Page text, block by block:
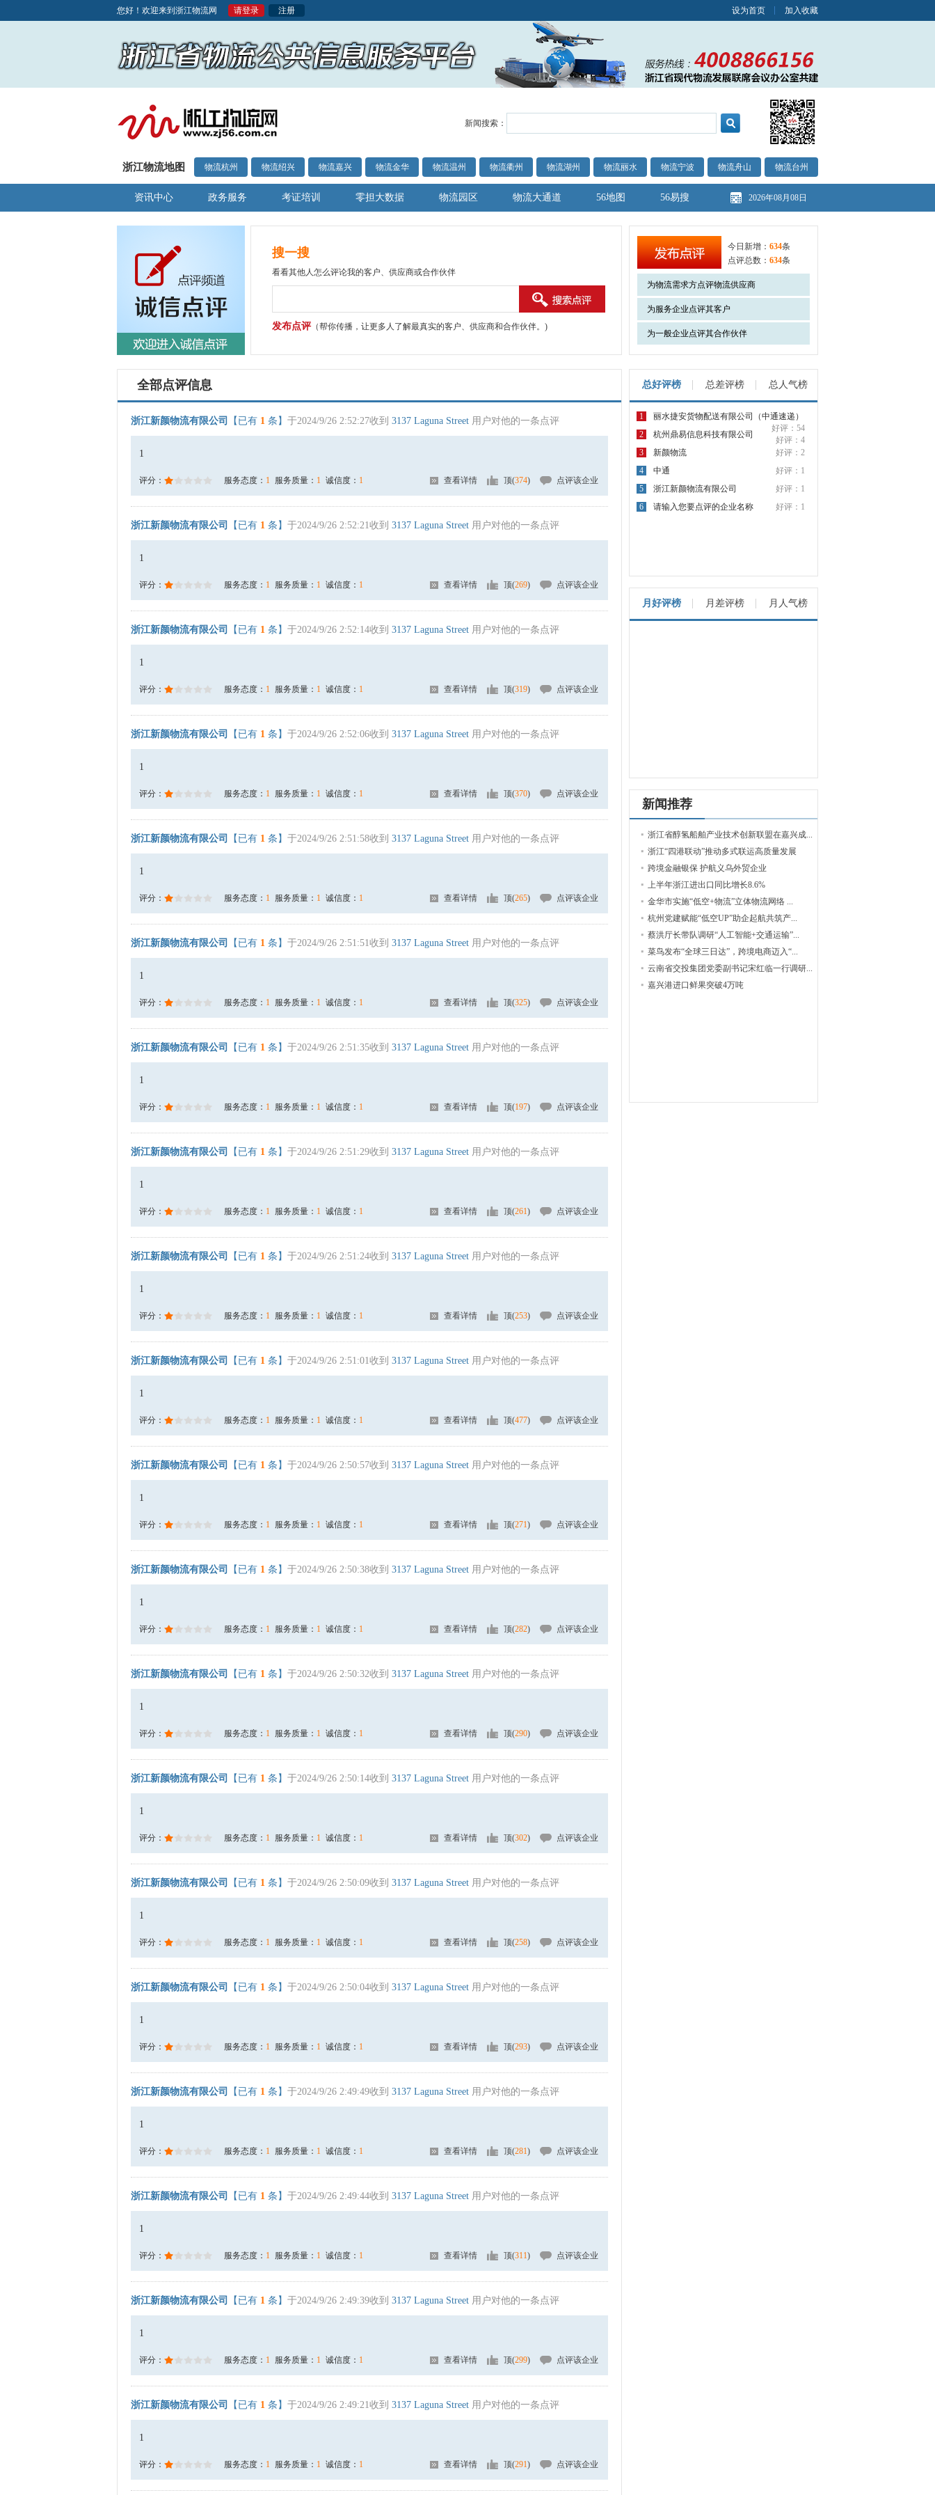
您好！欢迎来到浙江物流网 请登录 注册 设为首页 加入收藏
新闻搜索：
浙江物流地图 物流杭州 物流绍兴 物流嘉兴 物流金华 物流温州 物流衢州 物流湖州 物流丽水 物流宁波 物流舟山 物流台州
资讯中心 政务服务 考证培训 零担大数据 物流园区 物流大通道 56地图 56易搜 2026年08月08日
搜一搜
看看其他人怎么评论我的客户、供应商或合作伙伴
发布点评（帮你传播，让更多人了解最真实的客户、供应商和合作伙伴。)
今日新增： 634条
点评总数： 634条
为物流需求方点评物流供应商
为服务企业点评其客户
为一般企业点评其合作伙伴
全部点评信息
浙江新颜物流有限公司 【已有 1 条】 于2024/9/26 2:52:27收到 3137 Laguna Street 用户对他的一条点评
1
评分： 服务态度： 1 服务质量： 1 诚信度： 1 查看详情 顶(374) 点评该企业
浙江新颜物流有限公司 【已有 1 条】 于2024/9/26 2:52:21收到 3137 Laguna Street 用户对他的一条点评
1
评分： 服务态度： 1 服务质量： 1 诚信度： 1 查看详情 顶(269) 点评该企业
浙江新颜物流有限公司 【已有 1 条】 于2024/9/26 2:52:14收到 3137 Laguna Street 用户对他的一条点评
1
评分： 服务态度： 1 服务质量： 1 诚信度： 1 查看详情 顶(319) 点评该企业
浙江新颜物流有限公司 【已有 1 条】 于2024/9/26 2:52:06收到 3137 Laguna Street 用户对他的一条点评
1
评分： 服务态度： 1 服务质量： 1 诚信度： 1 查看详情 顶(370) 点评该企业
浙江新颜物流有限公司 【已有 1 条】 于2024/9/26 2:51:58收到 3137 Laguna Street 用户对他的一条点评
1
评分： 服务态度： 1 服务质量： 1 诚信度： 1 查看详情 顶(265) 点评该企业
浙江新颜物流有限公司 【已有 1 条】 于2024/9/26 2:51:51收到 3137 Laguna Street 用户对他的一条点评
1
评分： 服务态度： 1 服务质量： 1 诚信度： 1 查看详情 顶(325) 点评该企业
浙江新颜物流有限公司 【已有 1 条】 于2024/9/26 2:51:35收到 3137 Laguna Street 用户对他的一条点评
1
评分： 服务态度： 1 服务质量： 1 诚信度： 1 查看详情 顶(197) 点评该企业
浙江新颜物流有限公司 【已有 1 条】 于2024/9/26 2:51:29收到 3137 Laguna Street 用户对他的一条点评
1
评分： 服务态度： 1 服务质量： 1 诚信度： 1 查看详情 顶(261) 点评该企业
浙江新颜物流有限公司 【已有 1 条】 于2024/9/26 2:51:24收到 3137 Laguna Street 用户对他的一条点评
1
评分： 服务态度： 1 服务质量： 1 诚信度： 1 查看详情 顶(253) 点评该企业
浙江新颜物流有限公司 【已有 1 条】 于2024/9/26 2:51:01收到 3137 Laguna Street 用户对他的一条点评
1
评分： 服务态度： 1 服务质量： 1 诚信度： 1 查看详情 顶(477) 点评该企业
浙江新颜物流有限公司 【已有 1 条】 于2024/9/26 2:50:57收到 3137 Laguna Street 用户对他的一条点评
1
评分： 服务态度： 1 服务质量： 1 诚信度： 1 查看详情 顶(271) 点评该企业
浙江新颜物流有限公司 【已有 1 条】 于2024/9/26 2:50:38收到 3137 Laguna Street 用户对他的一条点评
1
评分： 服务态度： 1 服务质量： 1 诚信度： 1 查看详情 顶(282) 点评该企业
浙江新颜物流有限公司 【已有 1 条】 于2024/9/26 2:50:32收到 3137 Laguna Street 用户对他的一条点评
1
评分： 服务态度： 1 服务质量： 1 诚信度： 1 查看详情 顶(290) 点评该企业
浙江新颜物流有限公司 【已有 1 条】 于2024/9/26 2:50:14收到 3137 Laguna Street 用户对他的一条点评
1
评分： 服务态度： 1 服务质量： 1 诚信度： 1 查看详情 顶(302) 点评该企业
浙江新颜物流有限公司 【已有 1 条】 于2024/9/26 2:50:09收到 3137 Laguna Street 用户对他的一条点评
1
评分： 服务态度： 1 服务质量： 1 诚信度： 1 查看详情 顶(258) 点评该企业
浙江新颜物流有限公司 【已有 1 条】 于2024/9/26 2:50:04收到 3137 Laguna Street 用户对他的一条点评
1
评分： 服务态度： 1 服务质量： 1 诚信度： 1 查看详情 顶(293) 点评该企业
浙江新颜物流有限公司 【已有 1 条】 于2024/9/26 2:49:49收到 3137 Laguna Street 用户对他的一条点评
1
评分： 服务态度： 1 服务质量： 1 诚信度： 1 查看详情 顶(281) 点评该企业
浙江新颜物流有限公司 【已有 1 条】 于2024/9/26 2:49:44收到 3137 Laguna Street 用户对他的一条点评
1
评分： 服务态度： 1 服务质量： 1 诚信度： 1 查看详情 顶(311) 点评该企业
浙江新颜物流有限公司 【已有 1 条】 于2024/9/26 2:49:39收到 3137 Laguna Street 用户对他的一条点评
1
评分： 服务态度： 1 服务质量： 1 诚信度： 1 查看详情 顶(299) 点评该企业
浙江新颜物流有限公司 【已有 1 条】 于2024/9/26 2:49:21收到 3137 Laguna Street 用户对他的一条点评
1
评分： 服务态度： 1 服务质量： 1 诚信度： 1 查看详情 顶(291) 点评该企业
总好评榜 总差评榜 总人气榜
1
丽水捷安货物配送有限公司（中通速递）
好评：54
2 杭州鼎易信息科技有限公司
好评：4
3
新颜物流
好评：2
4
中通
好评：1
5
浙江新颜物流有限公司
好评：1
6
请输入您要点评的企业名称 好评：1
月好评榜 月差评榜 月人气榜
新闻推荐
浙江省醇氢船舶产业技术创新联盟在嘉兴成...
浙江“四港联动”推动多式联运高质量发展
跨境金融银保 护航义乌外贸企业
上半年浙江进出口同比增长8.6%
金华市实施“低空+物流”立体物流网络 ...
杭州党建赋能“低空UP”助企起航共筑产...
蔡洪厅长带队调研“人工智能+交通运输”...
菜鸟发布“全球三日达”，跨境电商迈入“...
云南省交投集团党委副书记宋红临一行调研...
嘉兴港进口鲜果突破4万吨